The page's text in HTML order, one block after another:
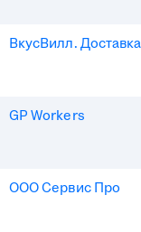
ВкусВилл. Доставка
GP Workers
ООО Сервис Про